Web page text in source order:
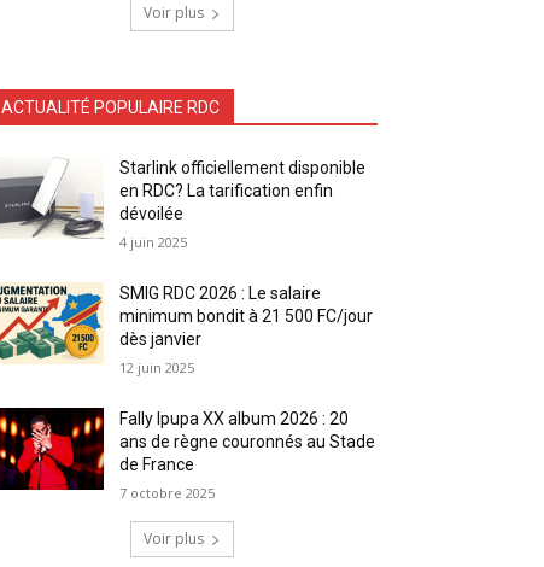
Voir plus
ACTUALITÉ POPULAIRE RDC
Starlink officiellement disponible
en RDC? La tarification enfin
dévoilée
4 juin 2025
SMIG RDC 2026 : Le salaire
minimum bondit à 21 500 FC/jour
dès janvier
12 juin 2025
Fally Ipupa XX album 2026 : 20
ans de règne couronnés au Stade
de France
7 octobre 2025
Voir plus